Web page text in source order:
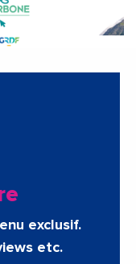
exclusif.
etc.